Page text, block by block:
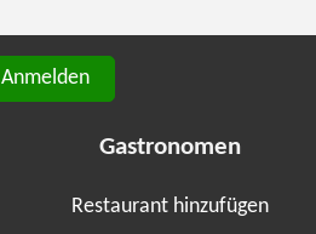
Anmelden
Gastronomen
Restaurant hinzufügen